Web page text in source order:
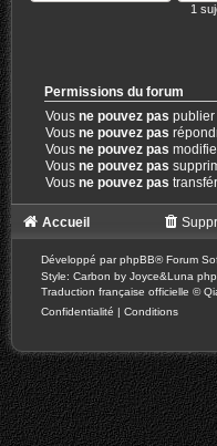
1
Permissions du forum
Vousne pouvez pas publier
Vousne pouvez pas
Vousne pouvez pas
Vousne pouvez pas
Vousne pouvez pas
Accueil
Développé parphpBB® Forum
Style: Carbon by Joyce&Luna
Traduction française officielle ©
Confidentialité | Conditions